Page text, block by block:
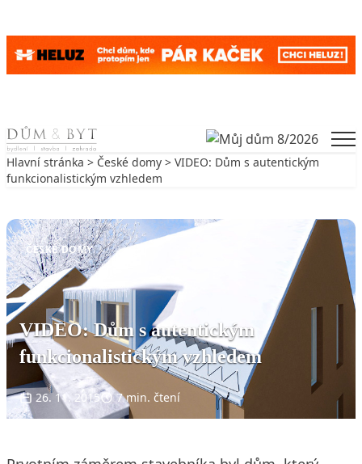
Skip to content
Hlavní stránka > České domy > VIDEO: Dům s autentickým
funkcionalistickým vzhledem
ČESKÉ DOMY
VIDEO: Dům s autentickým
funkcionalistickým vzhledem
26. 11. 2015 7 min. čtení